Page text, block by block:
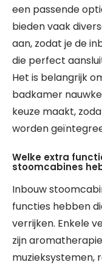
een passende
bieden vaak
aan, zodat je de
die perfect
Het is belangrijk
badkamer
keuze maakt,
worden
Welke extra
stoomcabines
Inbouw
functies hebben
verrijken. Enkele
zijn
muzieksystemen,